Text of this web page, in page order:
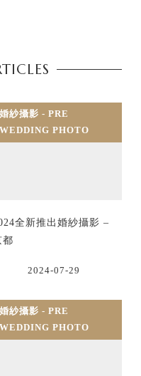
婚紗攝影 - PRE
WEDDING PHOTO
全新推出婚紗攝影 –
都
2024-07-29
婚紗攝影 - PRE
WEDDING PHOTO